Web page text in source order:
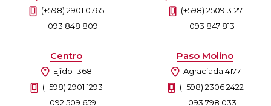
(+598) 2901 0765
093 848 809
(+598) 2509 3127
093 847 813
Centro
Ejido 1368
(+598) 2901 1293
092 509 659
Paso Molino
Agraciada 4177
(+598) 2306 2422
093 798 033